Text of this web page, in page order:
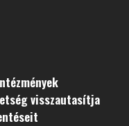
visszautasítja